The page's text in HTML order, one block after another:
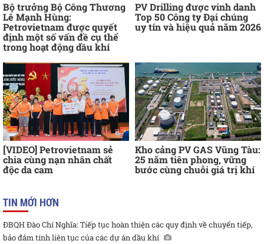
Bộ trưởng Bộ Công Thương
Lê Mạnh Hùng:
Petrovietnam được quyết
định một số vấn đề cụ thể
trong hoạt động dầu khí
PV Drilling được vinh danh
Top 50 Công ty Đại chúng
uy tín và hiệu quả năm 2026
[VIDEO] Petrovietnam sẻ
chia cùng nạn nhân chất
độc da cam
Kho cảng PV GAS Vũng Tàu:
25 năm tiên phong, vững
bước cùng chuỗi giá trị khí
TIN MỚI HƠN
ĐBQH Đào Chí Nghĩa: Tiếp tục hoàn thiện các quy định về chuyển tiếp,
bảo đảm tính liên tục của các dự án dầu khí